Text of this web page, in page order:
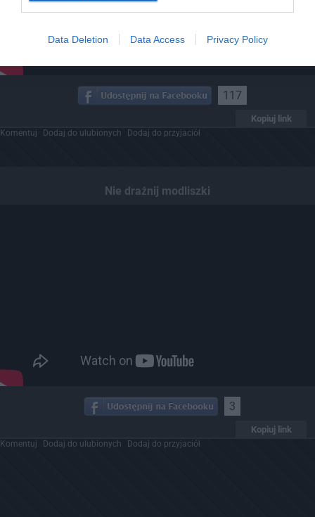
Data Deletion Data Access Privacy Policy
117
Kopiuj link
Komentuj Dodaj do ulubionych Dodaj do przyjaciół
Nie drażnij modliszki
3
Kopiuj link
Komentuj Dodaj do ulubionych Dodaj do przyjaciół